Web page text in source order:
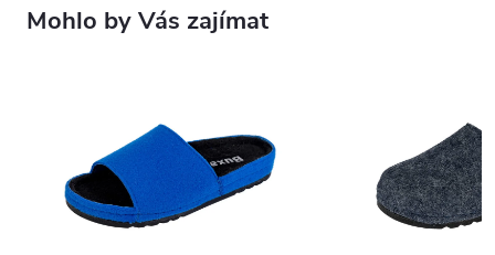
Mohlo by Vás zajímat